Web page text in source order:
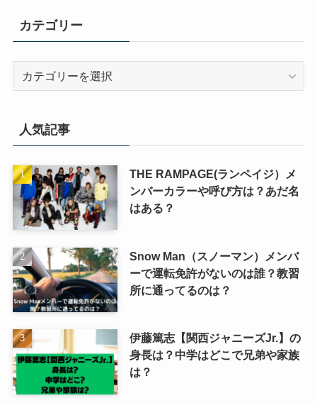
カテゴリー
ー
人気記事
THE RAMPAGE(ランペイジ）メ
ンバーカラーや呼び方は？あだ名
はある？
Snow Man（スノーマン）メンバ
ーで運転免許がないのは誰？教習
所に通ってるのは？
伊藤篤志【関西ジャニーズJr.】の
身長は？中学はどこで兄弟や家族
は？